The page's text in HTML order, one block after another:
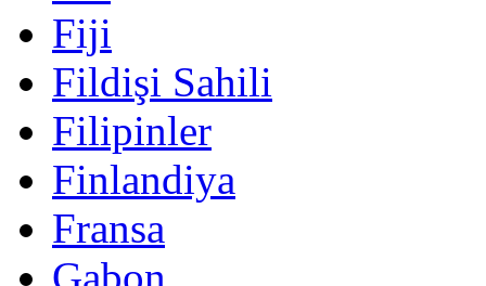
Fiji
Fildişi Sahili
Filipinler
Finlandiya
Fransa
Gabon